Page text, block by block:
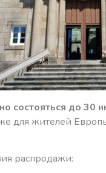
состояться до 30
для жителей
распродажи: